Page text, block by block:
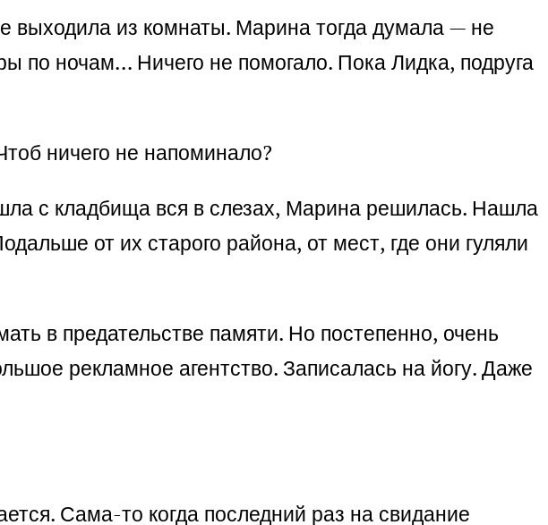
выходила из комнаты. Марина тогда думала — не
по ночам… Ничего не помогало. Пока Лидка, подруга
ничего не напоминало?
с кладбища вся в слезах, Марина решилась. Нашла
от их старого района, от мест, где они гуляли
в предательстве памяти. Но постепенно, очень
рекламное агентство. Записалась на йогу. Даже
Сама-то когда последний раз на свидание